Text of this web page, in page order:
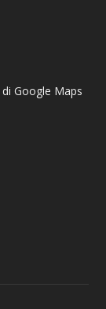
di Google Maps